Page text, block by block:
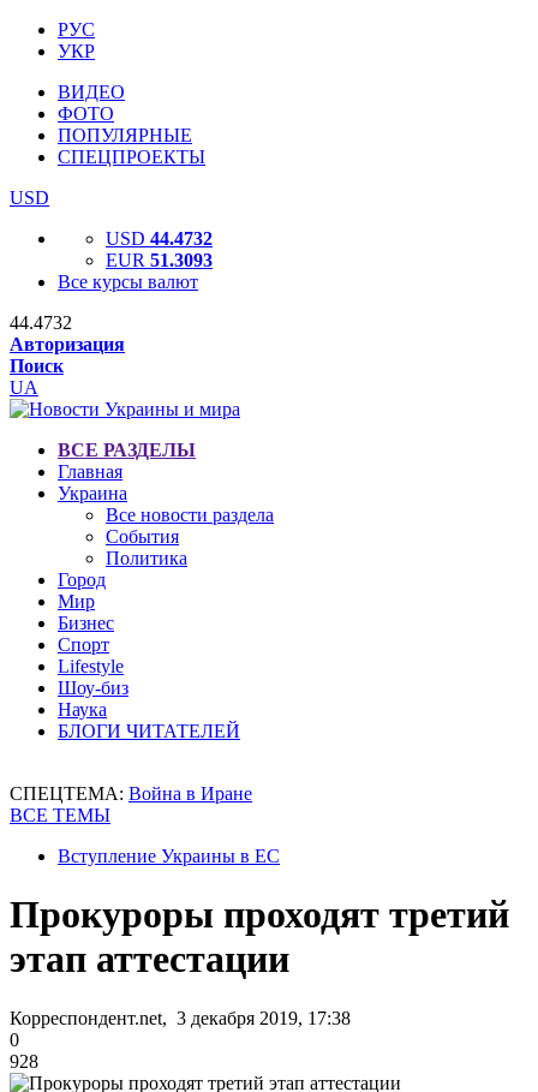
РУС
УКР
ВИДЕО
ФОТО
ПОПУЛЯРНЫЕ
СПЕЦПРОЕКТЫ
USD
USD 44.4732
EUR 51.3093
Все курсы валют
44.4732
Авторизация
Поиск
UA
ВСЕ РАЗДЕЛЫ
Главная
Украина
Все новости раздела
События
Политика
Город
Мир
Бизнес
Спорт
Lifestyle
Шоу-биз
Наука
БЛОГИ ЧИТАТЕЛЕЙ
СПЕЦТЕМА: Война в Иране
ВСЕ ТЕМЫ
Вступление Украины в ЕС
Прокуроры проходят третий
этап аттестации
Корреспондент.net, 3 декабря 2019, 17:38
0
928